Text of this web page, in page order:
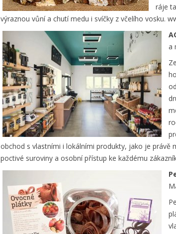
ráje
výraznou vůní a chutí medu i svíčky z včelího vosku.
a
obchod s vlastními i lokálními produkty, jako je právě
poctivé suroviny a osobní přístup ke každému